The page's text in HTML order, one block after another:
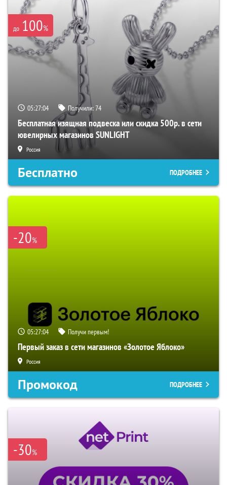
до 100%
05:27:03 Получили:74
Бесплатная изящная подвеска или скидка 500р. в сети
ювелирных магазинов SUNLIGHT
Россия
Бесплатно ПОДРОБНЕЕ
-20%
05:27:03 Получи первым!
Первый заказ в сети магазинов «Золотое Яблоко»
Россия
Промокод ПОДРОБНЕЕ
-30%